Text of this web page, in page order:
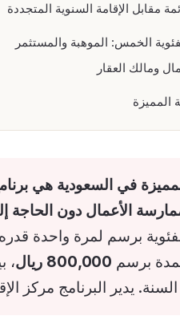
مقابل الإقامة السنوية المتجددة
الخمس: الموهبة والمستثمر
ومالك العقار
المميزة
المميزة في السعودية هي
الأعمال دون
برسم لمرة واحدة قدره
برسم 800,000 ريال ،
يدير البرنامج مركز